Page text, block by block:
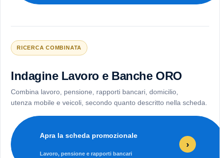
RICERCA COMBINATA
Indagine Lavoro e Banche ORO
Combina lavoro, pensione, rapporti bancari, domicilio,
utenza mobile e veicoli, secondo quanto descritto nella scheda.
Apra la scheda promozionale
Lavoro, pensione e rapporti bancari
›